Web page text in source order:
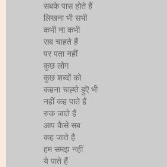
सबके पास होते हैं
लिखना भी सभी
कभी ना कभी
सब चाहते हैं
पर पता नहीं
कुछ लोग
कुछ शब्दों को
कहना चाह्ते हुऎ भी
नहीं कह पाते हैं
रुक जाते हैं
आप कैसे सब
कह जाते है
हम समझ नहीं
ये पाते हैं